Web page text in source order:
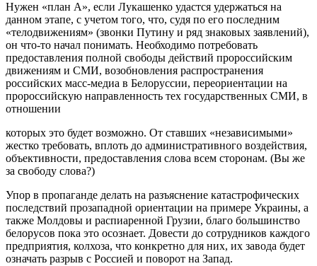
Нужен «план А», если Лукашенко удастся удержаться на
данном этапе, с учетом того, что, судя по его последним
«телодвижениям» (звонки Путину и ряд знаковых заявлений),
он что-то начал понимать. Необходимо потребовать
предоставления полной свободы действий пророссийским
движениям и СМИ, возобновления распространения
российских масс-медиа в Белоруссии, переориентации на
пророссийскую направленность тех государственных СМИ, в
отношении
которых это будет возможно. От ставших «независимыми»
жестко требовать, вплоть до административного воздействия,
объективности, предоставления слова всем сторонам. (Вы же
за свободу слова?)
Упор в пропаганде делать на разъяснение катастрофических
последствий прозападной ориентации на примере Украины, а
также Молдовы и распиаренной Грузии, благо большинство
белорусов пока это осознает. Довести до сотрудников каждого
предприятия, колхоза, что конкретно для них, их завода будет
означать разрыв с Россией и поворот на Запад.